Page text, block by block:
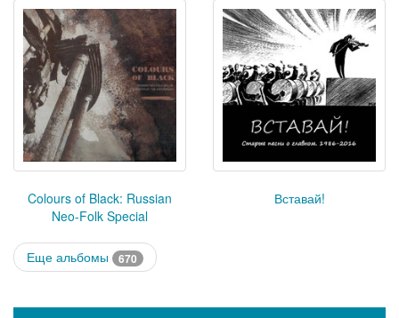
Colours of Black: Russian
Neo-Folk Special
Вставай!
Еще альбомы 670